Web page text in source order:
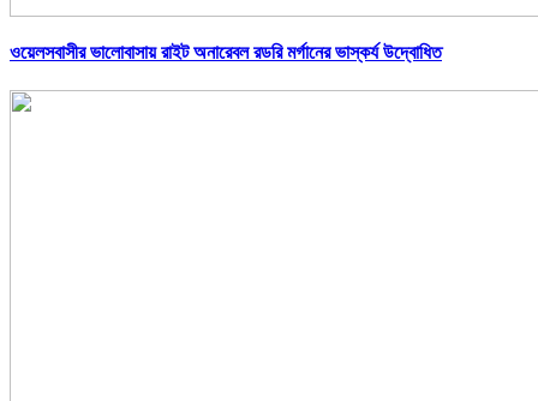
ওয়েলসবাসীর ভালোবাসায় রাইট অনারেবল রডরি মর্গানের ভাস্কর্য উদ্বোধিত